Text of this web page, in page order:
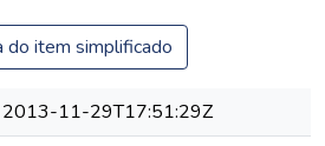
do item simplificado
2013-11-29T17:51:29Z